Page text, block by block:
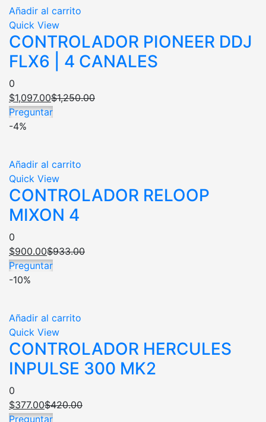
Añadir al carrito
Quick View
CONTROLADOR PIONEER DDJ
FLX6 | 4 CANALES
0
$1,097.00$1,250.00
Preguntar
-4%
Añadir al carrito
Quick View
CONTROLADOR RELOOP
MIXON 4
0
$900.00$933.00
Preguntar
-10%
Añadir al carrito
Quick View
CONTROLADOR HERCULES
INPULSE 300 MK2
0
$377.00$420.00
Preguntar